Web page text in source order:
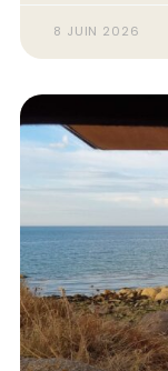
8 JUIN 2026